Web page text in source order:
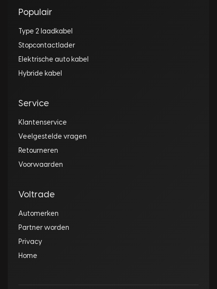
Populair
Type 2 laadkabel
Stopcontactlader
Elektrische auto kabel
Hybride kabel
Service
Klantenservice
Veelgestelde vragen
Retourneren
Voorwaarden
Voltrade
Automerken
Partner worden
Privacy
Home